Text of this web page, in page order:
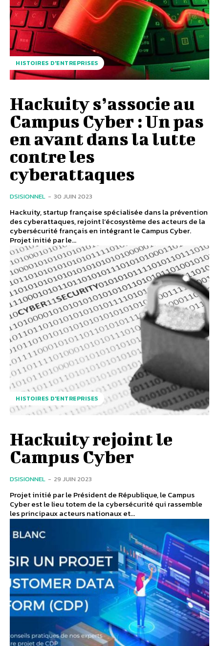
HISTOIRES D'ENTREPRISES
Hackuity s’associe au
Campus Cyber : Un pas
en avant dans la lutte
contre les
cyberattaques
DSISIONNEL - 30 JUIN 2023
Hackuity, startup française spécialisée dans la prévention
des cyberattaques, rejoint l’écosystème des acteurs de la
cybersécurité français en intégrant le Campus Cyber.
Projet initié par le...
HISTOIRES D'ENTREPRISES
Hackuity rejoint le
Campus Cyber
DSISIONNEL - 29 JUIN 2023
Projet initié par le Président de République, le Campus
Cyber est le lieu totem de la cybersécurité qui rassemble
les principaux acteurs nationaux et...